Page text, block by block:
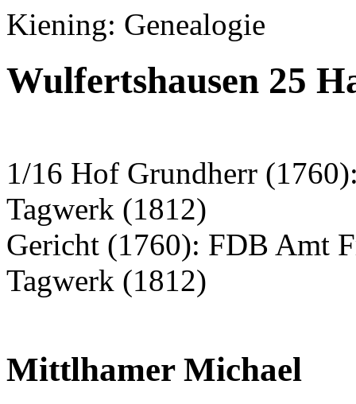
Kiening: Genealogie
Wulfertshausen 25
1/16 Hof Grundherr
Tagwerk (1812)
Gericht (1760): FDB Amt
Tagwerk (1812)
Mittlhamer Michael